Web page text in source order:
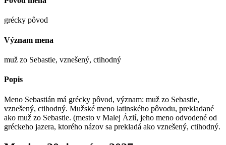
grécky pôvod
Význam mena
muž zo Sebastie, vznešený, ctihodný
Popis
Meno Sebastián má grécky pôvod, význam: muž zo Sebastie,
vznešený, ctihodný. Mužské meno latinského pôvodu, prekladané
ako muž zo Sebastie. (mesto v Malej Ázií, jeho meno odvodené od
gréckeho jazera, ktorého názov sa prekladá ako vznešený, ctihodný.